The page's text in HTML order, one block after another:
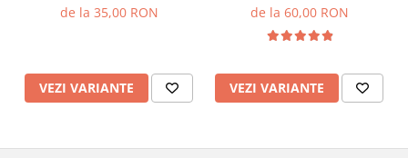
de la 35,00 RON
VEZI VARIANTE
de la 60,00 RON
VEZI VARIANTE